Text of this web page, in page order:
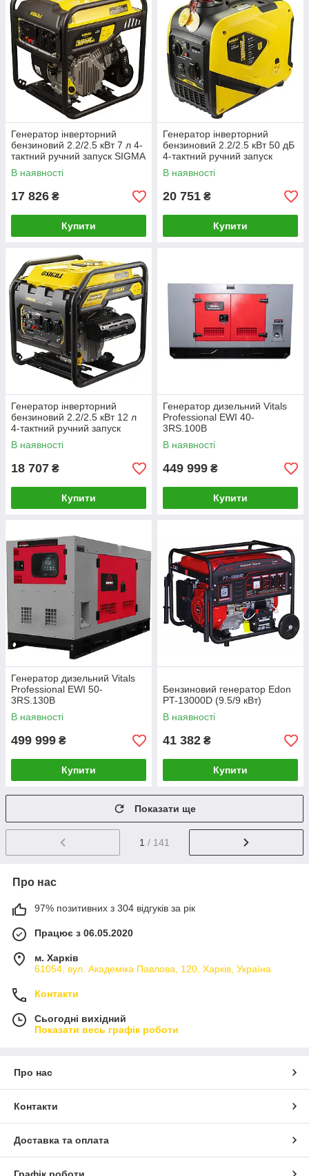
Генератор інверторний
бензиновий 2.2/2.5 кВт 7 л 4-
тактний ручний запуск SIGMA
(5710821)
В наявності
17 826 ₴
Купити
Генератор інверторний
бензиновий 2.2/2.5 кВт 50 дБ
4-тактний ручний запуск
SIGMA (5710631)
В наявності
20 751 ₴
Купити
Генератор інверторний
бензиновий 2.2/2.5 кВт 12 л
4-тактний ручний запуск
SIGMA (5710721)
В наявності
18 707 ₴
Купити
Генератор дизельний Vitals
Professional EWI 40-
3RS.100B
В наявності
449 999 ₴
Купити
Генератор дизельний Vitals
Professional EWI 50-
3RS.130B
В наявності
499 999 ₴
Купити
Бензиновий генератор Edon
PT-13000D (9.5/9 кВт)
В наявності
41 382 ₴
Купити
Показати ще
1 / 141
Про нас
97% позитивних з 304 відгуків за рік
Працює з 06.05.2020
м. Харків
61054, вул. Академіка Павлова, 120, Харків, Україна
Контакти
Сьогодні вихідний
Показати весь графік роботи
Про нас
Контакти
Доставка та оплата